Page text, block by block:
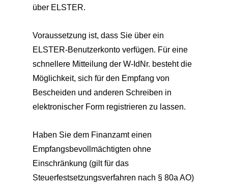
über ELSTER.
Voraussetzung ist, dass Sie über ein
ELSTER-Benutzerkonto verfügen. Für eine
schnellere Mitteilung der W-IdNr. besteht die
Möglichkeit, sich für den Empfang von
Bescheiden und anderen Schreiben in
elektronischer Form registrieren zu lassen.
Haben Sie dem Finanzamt einen
Empfangsbevollmächtigten ohne
Einschränkung (gilt für das
Steuerfestsetzungsverfahren nach § 80a AO)